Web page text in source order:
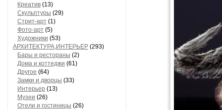
Креатив (13)
Скульптуры (29)
Стрит-арт (1)
Фото-арт (5)
Художники (53)
АРХИТЕКТУРА,ИНТЕРЬЕР (293)
Бары и рестораны (2)
Дома и коттеджи (61)
Другое (64)
Замки и дворцы (33)
Интерьер (13)
Музеи (26)
Отели и гостиницы (26)